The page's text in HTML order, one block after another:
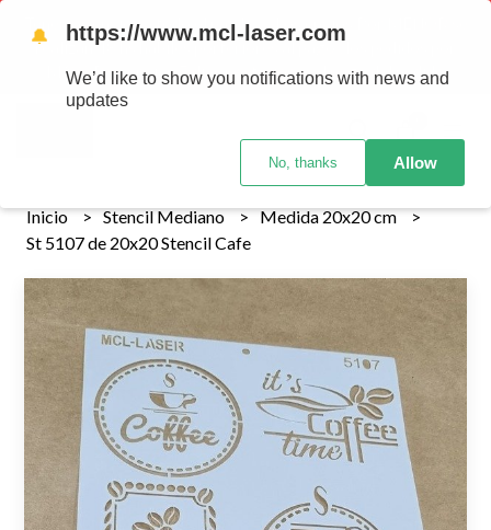
Tenemos envios a todo el pais!........ Los envios Por MENOR se
realizan 48 hs habiles porteriores al pago , los pedidos por
MAYOR se envian 7 dias posteriores al pago del pedido
Inicio Stencil Mediano
Medida 20x20 cm
St 5107 de 20x20 Stencil Cafe
🔔 https://www.mcl-laser.com
We’d like to show you notifications with news and
updates
No, thanks Allow